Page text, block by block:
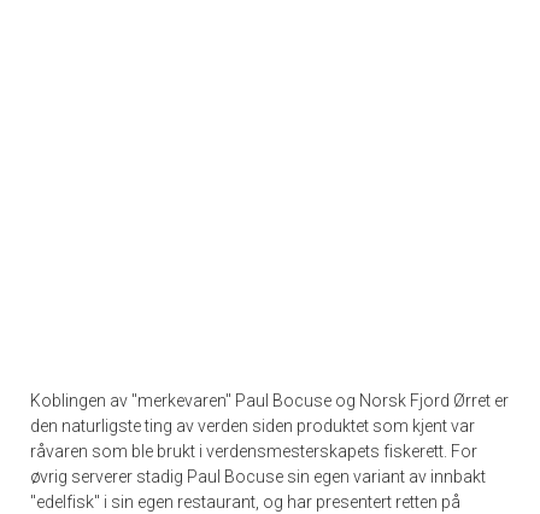
Koblingen av "merkevaren" Paul Bocuse og Norsk Fjord Ørret er
den naturligste ting av verden siden produktet som kjent var
råvaren som ble brukt i verdensmesterskapets fiskerett. For
øvrig serverer stadig Paul Bocuse sin egen variant av innbakt
"edelfisk" i sin egen restaurant, og har presentert retten på